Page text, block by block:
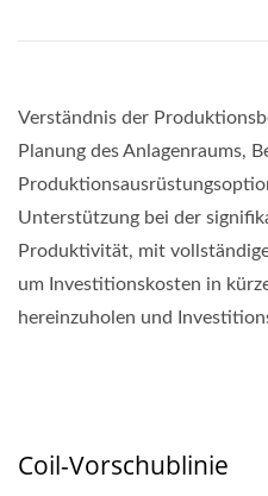
Verständnis der
Planung des Anlagenraums,
Unterstützung bei der
Produktivität, mit
um Investitionskosten in
hereinzuholen und
Coil-Vorschublinie